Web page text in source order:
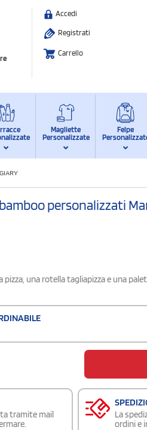
Accedi
Registrati
Carrello
Magliette
Personalizzate
Felpe
personalizzati
pizza, una rotella tagliapizza e una
tramite mail
La
ordini e